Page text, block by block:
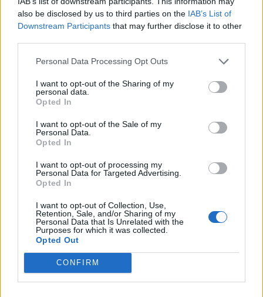
also be disclosed by us to third parties on the IAB’s List of
Downstream Participants that may further disclose it to other
Personal Data Processing Opt Outs
I want to opt-out of the Sharing of my
personal data.
Opted In
I want to opt-out of the Sale of my
Personal Data.
Opted In
I want to opt-out of processing my
Personal Data for Targeted Advertising.
Opted In
I want to opt-out of Collection, Use,
Retention, Sale, and/or Sharing of my
Personal Data that Is Unrelated with the
Purposes for which it was collected.
Opted Out
CONFIRM